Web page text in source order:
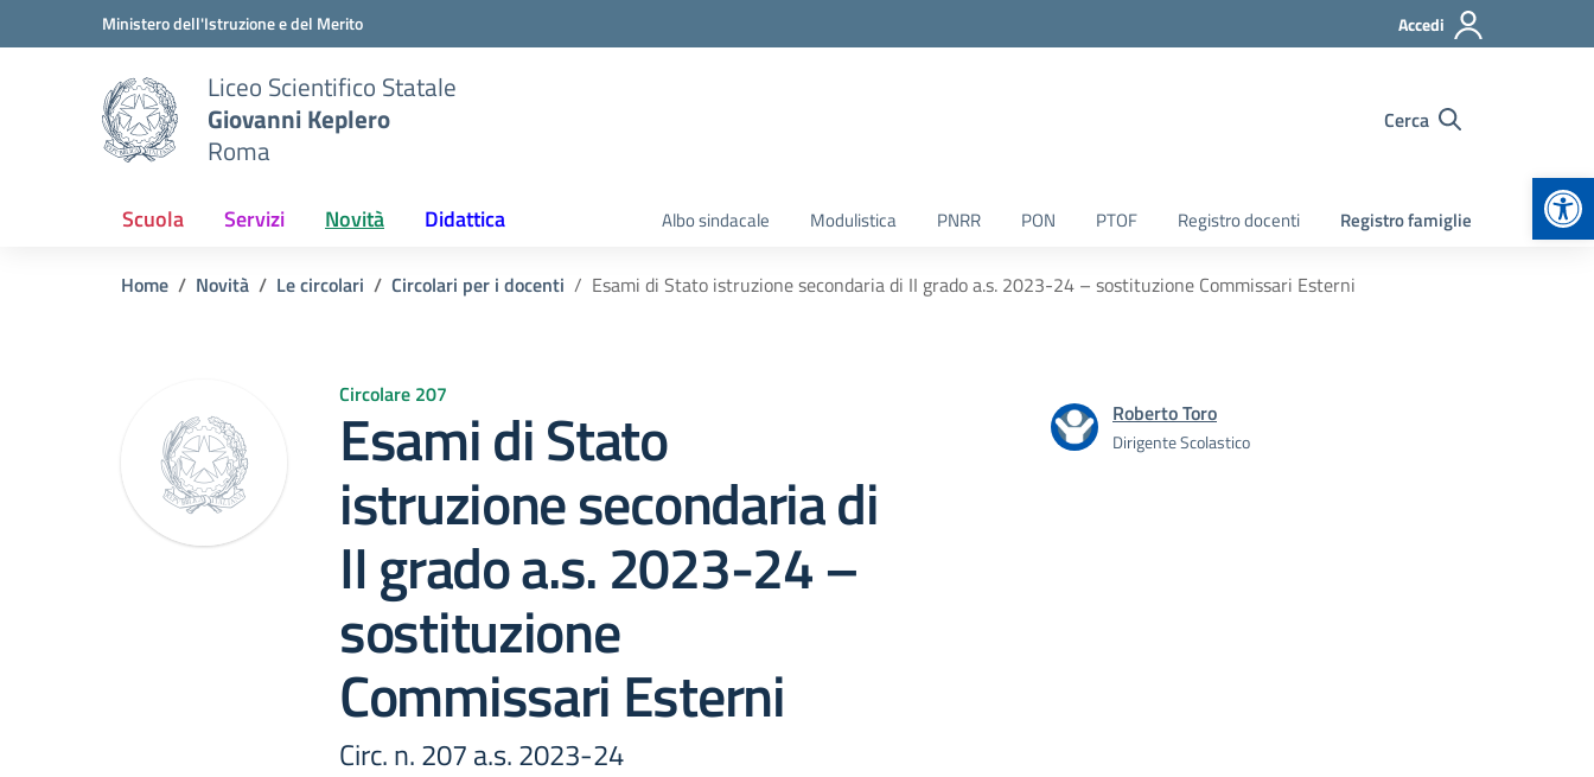
Vai ai contenuti
Vai al menu di navigazioneMinistero dell'Istruzione e del Merito Accedi
Liceo Scientifico Statale
Giovanni Keplero
Roma
Cerca
Scuola Servizi Novità Didattica Albo sindacale Modulistica PNRR PON PTOF Registro docenti Registro famiglie
Home Novità Le circolari Circolari per i docenti Esami di Stato istruzione secondaria di II grado a.s. 2023-24 – sostituzione Commissari Esterni
Circolare 207
Esami di Stato
istruzione secondaria di
II grado a.s. 2023-24 –
sostituzione
Commissari Esterni
Circ. n. 207 a.s. 2023-24
Roberto Toro
Dirigente Scolastico